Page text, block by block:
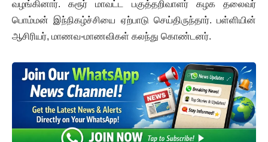
வழங்கினார். கரூர் மாவட்ட பகுத்தறிவாளர் கழக தலைவர்
பொம்மன் இந்நிகழ்ச்சியை ஏற்பாடு செய்திருந்தார். பள்ளியின்
ஆசிரியர், மாணவ-மாணவிகள் கலந்து கொண்டனர்.